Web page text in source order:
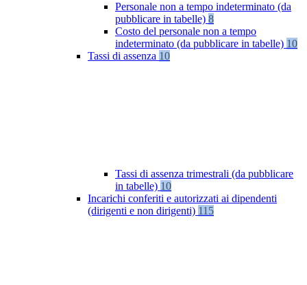
Personale non a tempo indeterminato (da
pubblicare in tabelle) 8
Costo del personale non a tempo
indeterminato (da pubblicare in tabelle) 10
Tassi di assenza 10
Tassi di assenza trimestrali (da pubblicare
in tabelle) 10
Incarichi conferiti e autorizzati ai dipendenti
(dirigenti e non dirigenti) 115